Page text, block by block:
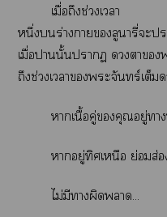
เมื่อถึงช่วงเา
หนึ่งร่างาลูารี่ะ
เมื่อานั้นา า
ถึงช่วงเาะจันทร์เต็ม
าเนื้อคู่คุณอยู่า
าอยู่ทิศเหนือ ย่อมส่อ
ไม่มีาผิดา...